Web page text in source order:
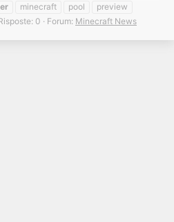
minecraft pool
preview
0 Forum: Minecraft News